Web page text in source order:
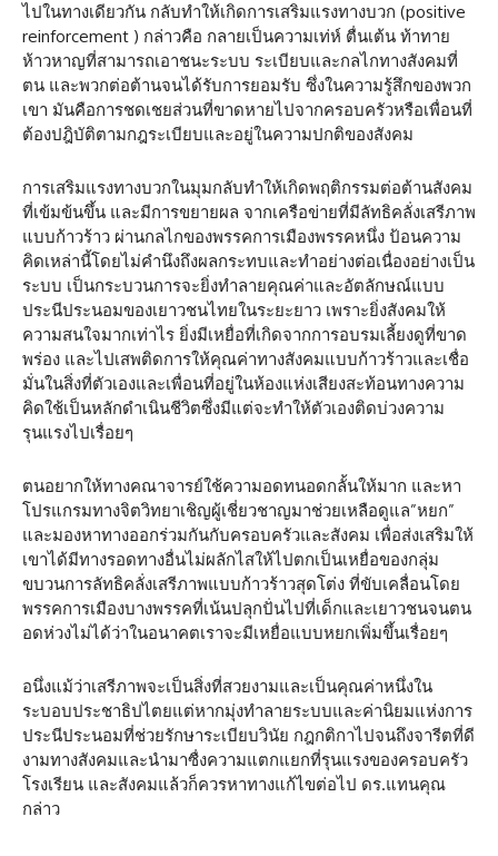
ไปในทางเดียว​กัน กลับทำให้เกิดการเสริมแรงทางบวก (positive
reinforcement ) กล่าวคือ กลายเป็น​ความเท่ห์ ตื่นเต้น ท้าทาย
ห้าวหาญ​ที่สามารถ​เอาชนะระบบ ระเบียบ​และกลไกทางสังคมที่
ตน และพวกต่อต้านจนได้รับการยอมรับ ซึ่งในความรู้สึก​ของพวก
เขา ​มันคือการชดเชยส่วนที่ขาดหายไปจากครอบครัว​หรือเพื่อนที่
ต้องปฎิบัติ​ตามกฎระเบียบ​และอยู่​ในความปกติของสังคม
การเสริมแรงทางบวกในมุมกลับทำให้เกิด​พฤติ​กรรมต่อต้านสังคม
ที่เข้มข้นขึ้น และมีการขยายผล จากเครือข่าย​ที่มีลัทธิ​คลั่งเสรีภาพ
แบบก้าวร้าว ผ่านกลไกของพรรคการเมืองพรรคหนึ่ง ป้อนความ
คิดเหล่านี้โดยไม่คำนึงถึง​ผลกระทบ​และทำอย่างต่อเนื่องอย่างเป็น
ระบบ เป็น​กระบวนการ​จะยิ่งทำลายคุณ​ค่าและอัตลักษณ์​แบบ
ประนีประนอม​ของเยาวชน​ไทยในระยะยาว เพราะยิ่งสังคมให้
ความสนใจมากเท่าไร​ ยิ่งมีเหยื่อที่เกิดจากการอบรมเลี้ยงดูที่ขาด
พร่อง และไปเสพติด​การให้คุณค่าทางสังคมแบบก้าวร้าวและเชื่อ
มั่นในสิ่งที่ตัวเองและเพื่อนที่อยู่ในห้องแห่งเสียงสะท้อน​ทางความ
คิดใช้เป็นหลักดำเนินชีวิต​ซึ่งมีแต่จะทำให้ตัวเองติดบ่วงความ
รุนแรง​ไปเรื่อยๆ
ตนอยากให้ทางคณาจารย์​ใช้ความอดทนอดกลั้น​ให้มาก และหา
โปรแกรม​ทางจิตวิทยา​เชิญ​ผู้​เชี่ยว​ชาญ​มาช่วยเหลือ​ดูแล​”หยก”
และมองหาทางออกร่วมกันกับครอบครัว​และสังคม เพื่อส่งเสริมให้
เขาได้มีทางรอดทางอื่นไม่ผลักไส​ให้ไปตกเป็น​เหยื่อ​ของกลุ่ม
ขบวนการลัทธิคลั่งเสรีภาพ​แบบก้าวร้าวสุดโต่ง ที่ขับเคลื่อน​โดย
พรรคการเมือง​บางพรรคที่เน้นปลุกปั่นไปที่เด็กและเยาวชนจนตน
อดห่วงไม่ได้​ว่าในอนาคตเราจะมีเหยื่อแบบหยกเพิ่มขึ้น​เรื่อยๆ
อนึ่งแม้ว่าเสรีภาพ​จะเป็น​สิ่งที่สวยงามและเป็นคุณ​ค่าหนึ่งใน
ระบอบประชาธิปไตย​แต่หากมุ่งทำลายระบบและค่านิยมแห่งการ
ประนีประนอม​ที่ช่วยรักษาระเบียบ​วินัย กฎกติกาไปจนถึงจารีตที่ดี
งามทางสังคมและนำมาซื่งความแตกแยกที่รุนแรงของครอบครัว​
โรงเรียน​ และสังคมแล้วก็ควรหาทางแก้ไขต่อไป ดร.แทนคุณ​
กล่าว